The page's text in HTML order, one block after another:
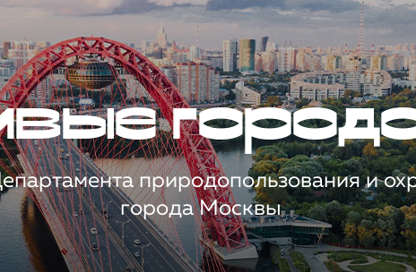
природопользования и
города Москвы